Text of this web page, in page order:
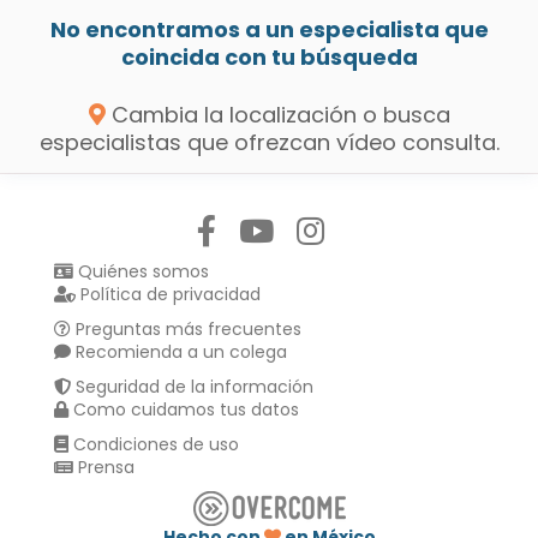
No encontramos a un especialista que
coincida con tu búsqueda
Cambia la localización o busca
especialistas que ofrezcan vídeo consulta.
Quiénes somos
Política de privacidad
Preguntas más frecuentes
Recomienda a un colega
Seguridad de la información
Como cuidamos tus datos
Condiciones de uso
Prensa